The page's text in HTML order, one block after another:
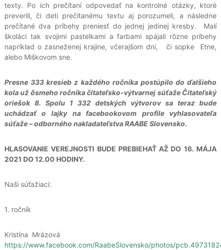
texty. Po ich prečítaní odpovedať na kontrolné otázky, ktoré
preverili, či deti prečítanému textu aj porozumeli, a následne
prečítané dva príbehy preniesť do jednej jedinej kresby. Malí
školáci tak svojimi pastelkami a farbami spájali rôzne príbehy
napríklad o zasneženej krajine, včerajšom dni, či sopke Etne,
alebo Miškovom sne.
Presne 333 kresieb z každého ročníka postúpilo do ďalšieho
kola už ôsmeho ročníka čitateľsko-výtvarnej súťaže Čitateľský
oriešok 8. Spolu 1 332 detských výtvorov sa teraz bude
uchádzať o lajky na facebookovom profile vyhlasovateľa
súťaže – odborného nakladateľstva RAABE Slovensko.
HLASOVANIE VEREJNOSTI BUDE PREBIEHAŤ AŽ DO 16. MÁJA
2021 DO 12.00 HODINY.
Naši súťažiaci:
1. ročník
Kristína Mrázová
https://www.facebook.com/RaabeSlovensko/photos/